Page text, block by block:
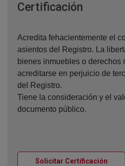
Certificación
Acredita fehacientemente el
asientos del Registro. La
bienes inmuebles o derechos
acreditarse en perjuicio de
del Registro.
Tiene la consideración y el
documento público.
Solicitar Certificación